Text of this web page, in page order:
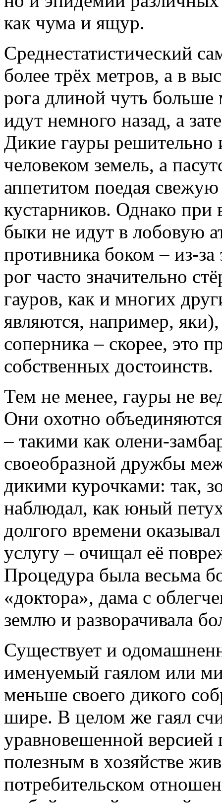
как чума и ящур.
Среднестатистический
более трёх метров, а в
рога длиной чуть
идут немного назад, а
Дикие гауры решительно
человеком земель, а
аппетитом поедая
кустарников. Однако при
быки не идут в лобовую
противника боком – из-
рог часто значительно
гауров, как и многих
являются, например,
соперника – скорее, это
собственных достоинств.
Тем не менее, гауры не
Они охотно
– такими как олени-
своеобразной дружбы
дикими курочками: так,
наблюдал, как юный
долгого времени
услугу – очищал её
Процедура была весьма
«доктора», дама с
землю и разворачивала
Существует и
именуемый гаялом или
меньше своего дикого
шире. В целом же гаял
уравновешенной версией
полезным в хозяйстве
потребительском